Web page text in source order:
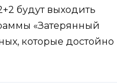
будут выходить
«Затерянный
которые достойно